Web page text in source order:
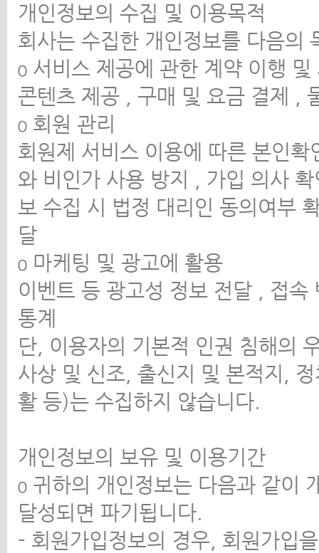
개인정보의 수집 및 이용목적
회사는 수집한 개인정보를 다음의
ο 서비스 제공에 관한 계약 이행
콘텐츠 제공 , 구매 및 요금 결제 ,
ο 회원 관리
회원제 서비스 이용에 따른 본인
와 비인가 사용 방지 , 가입 의사
보 수집 시 법정 대리인 동의여부
달
ο 마케팅 및 광고에 활용
이벤트 등 광고성 정보 전달 , 접
통계
단, 이용자의 기본적 인권 침해의
사상 및 신조, 출신지 및 본적지,
활 등)는 수집하지 않습니다.
개인정보의 보유 및 이용기간
ο 귀하의 개인정보는 다음과 같이
달성되면 파기됩니다.
- 회원가입정보의 경우, 회원가입